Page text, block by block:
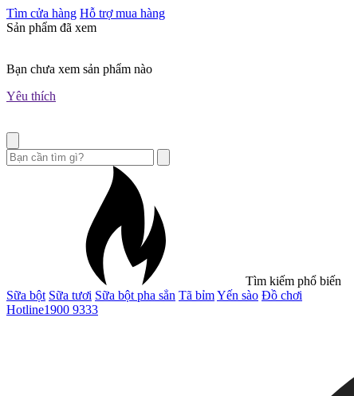
Tìm cửa hàng Hỗ trợ mua hàng
Sản phẩm đã xem
Bạn chưa xem sản phẩm nào
Yêu thích
Tìm kiếm phổ biến
Sữa bột Sữa tươi Sữa bột pha sẳn Tã bỉmYến sào Đồ chơi
Hotline1900 9333